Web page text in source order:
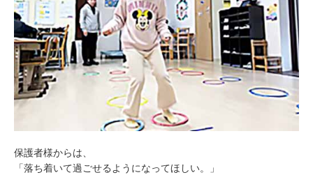
保護者様からは、
「落ち着いて過ごせるようになってほしい。」